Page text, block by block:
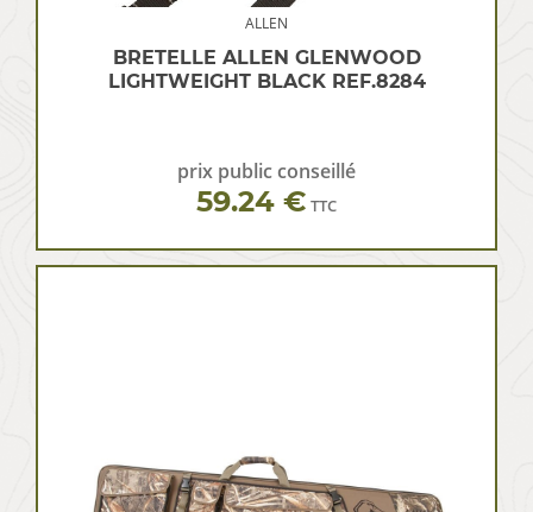
ALLEN
BRETELLE ALLEN GLENWOOD
LIGHTWEIGHT BLACK REF.8284
prix public conseillé
59.24 € TTC